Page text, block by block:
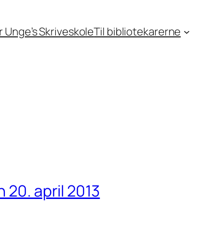
Unge’s SkriveskoleTil bibliotekarerne
20. april 2013